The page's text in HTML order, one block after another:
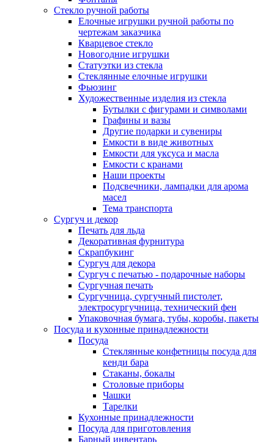
Стекло ручной работы
Елочные игрушки ручной работы по
чертежам заказчика
Кварцевое стекло
Новогодние игрушки
Статуэтки из стекла
Стеклянные елочные игрушки
Фьюзинг
Художественные изделия из стекла
Бутылки с фигурами и символами
Графины и вазы
Другие подарки и сувениры
Емкости в виде животных
Емкости для уксуса и масла
Емкости с кранами
Наши проекты
Подсвечники, лампадки для арома
масел
Тема транспорта
Сургуч и декор
Печать для льда
Декоративная фурнитура
Скрапбукинг
Сургуч для декора
Сургуч с печатью - подарочные наборы
Сургучная печать
Сургучница, сургучный пистолет,
электросургучница, технический фен
Упаковочная бумага, тубы, коробы, пакеты
Посуда и кухонные принадлежности
Посуда
Стеклянные конфетницы посуда для
кенди бара
Стаканы, бокалы
Столовые приборы
Чашки
Тарелки
Кухонные принадлежности
Посуда для приготовления
Барный инвентарь